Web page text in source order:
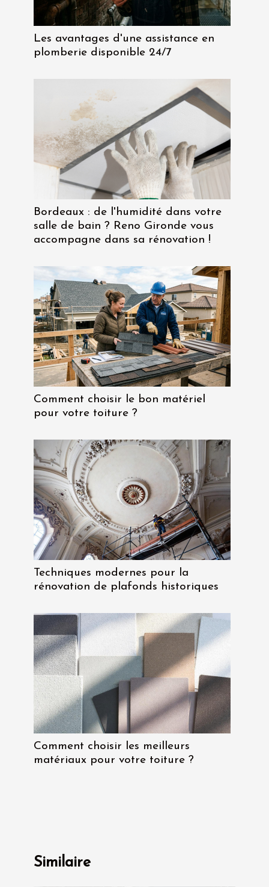
Les avantages d'une assistance en
plomberie disponible 24/7
Bordeaux : de l'humidité dans votre
salle de bain ? Reno Gironde vous
accompagne dans sa rénovation !
Comment choisir le bon matériel
pour votre toiture ?
Techniques modernes pour la
rénovation de plafonds historiques
Comment choisir les meilleurs
matériaux pour votre toiture ?
Similaire